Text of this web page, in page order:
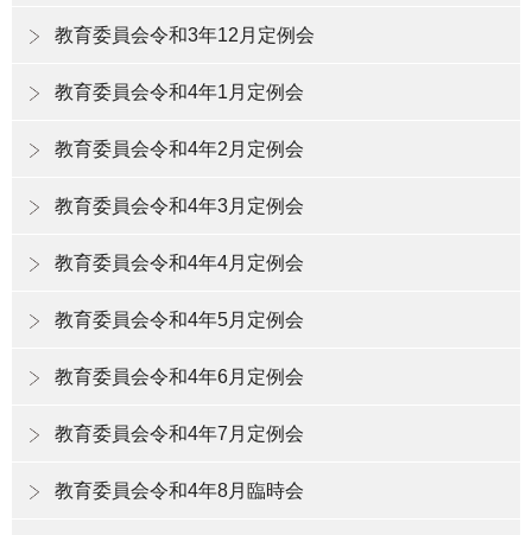
教育委員会令和3年12月定例会
教育委員会令和4年1月定例会
教育委員会令和4年2月定例会
教育委員会令和4年3月定例会
教育委員会令和4年4月定例会
教育委員会令和4年5月定例会
教育委員会令和4年6月定例会
教育委員会令和4年7月定例会
教育委員会令和4年8月臨時会